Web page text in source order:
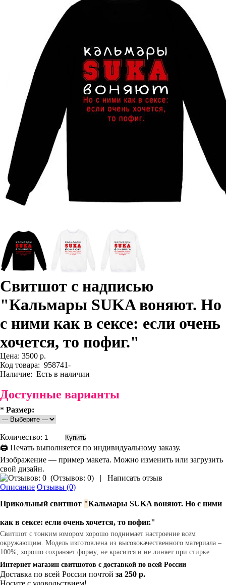
Свитшот с надписью
"Кальмары SUKA воняют. Но
с ними как в сексе: если очень
хочется, то пофиг."
Цена: 3500 р.
Код товара: 958741-
Наличие: Есть в наличии
Доступные варианты
* Размер:
Количество:
🖨 Печать выполняется по индивидуальному заказу.
Изображение — пример макета. Можно изменить или загрузить
свой дизайн.
(Отзывов: 0) |
Написать отзыв
Описание Отзывы (0)
Прикольный свитшот "Кальмары SUKA воняют. Но с ними
как в сексе: если очень хочется, то пофиг."
Свитшот с тонким юмором хорошо поднимает настроение всем
окружающим. Модель изготовлена из высококачественного материала –
100%, хорошо сохраняет форму, не красится и не линяет при стирке.
Интернет магазин свитшотов с доставкой по всей России
Доставка по всей России почтой за 250 р.
Носите с удовольствием!